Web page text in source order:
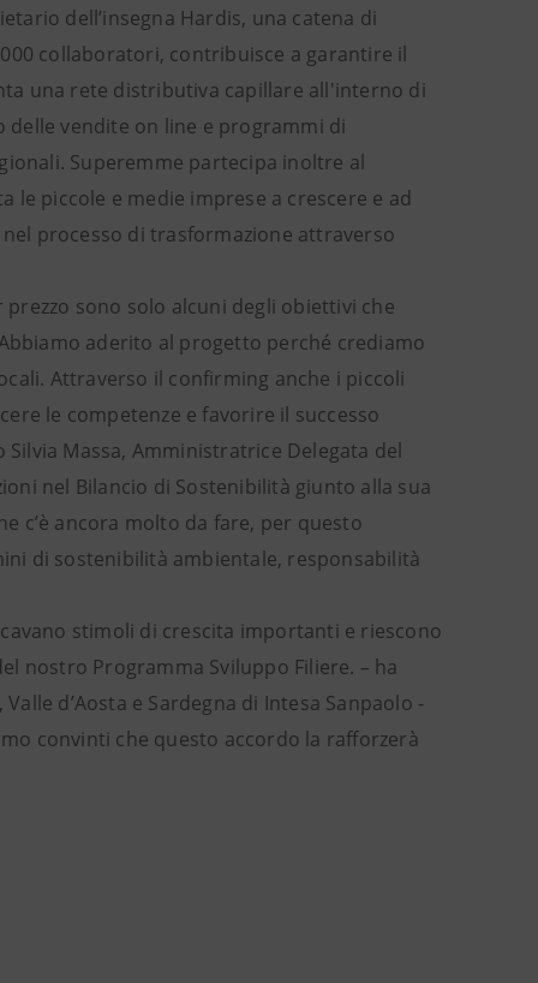
dell’insegna Hardis, una catena di
collaboratori, contribuisce a garantire il
una rete distributiva capillare all'interno di
delle vendite on line e programmi di
Superemme partecipa inoltre al
le piccole e medie imprese a crescere e ad
processo di trasformazione attraverso
sono solo alcuni degli obiettivi che
aderito al progetto perché crediamo
Attraverso il confirming anche i piccoli
le competenze e favorire il successo
Massa, Amministratrice Delegata del
nel Bilancio di Sostenibilità giunto alla sua
c’è ancora molto da fare, per questo
di sostenibilità ambientale, responsabilità
stimoli di crescita importanti e riescono
nostro Programma Sviluppo Filiere. – ha
d’Aosta e Sardegna di Intesa Sanpaolo -
convinti che questo accordo la rafforzerà